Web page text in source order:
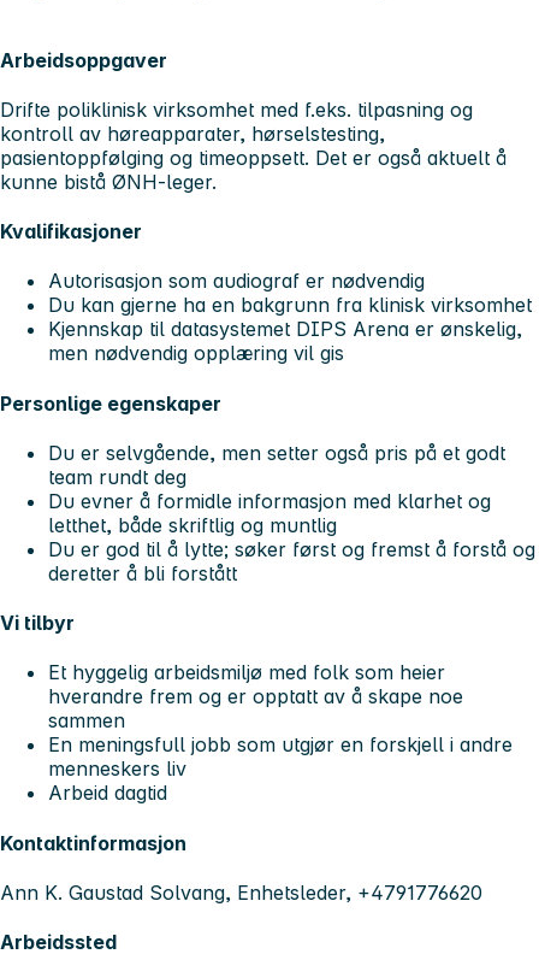
Arbeidsoppgaver
Drifte poliklinisk virksomhet med f.eks. tilpasning og
kontroll av høreapparater, hørselstesting,
pasientoppfølging og timeoppsett. Det er også aktuelt å
kunne bistå ØNH-leger.
Kvalifikasjoner
Autorisasjon som audiograf er nødvendig
Du kan gjerne ha en bakgrunn fra klinisk virksomhet
Kjennskap til datasystemet DIPS Arena er ønskelig,
men nødvendig opplæring vil gis
Personlige egenskaper
Du er selvgående, men setter også pris på et godt
team rundt deg
Du evner å formidle informasjon med klarhet og
letthet, både skriftlig og muntlig
Du er god til å lytte; søker først og fremst å forstå og
deretter å bli forstått
Vi tilbyr
Et hyggelig arbeidsmiljø med folk som heier
hverandre frem og er opptatt av å skape noe
sammen
En meningsfull jobb som utgjør en forskjell i andre
menneskers liv
Arbeid dagtid
Kontaktinformasjon
Ann K. Gaustad Solvang, Enhetsleder, +4791776620
Arbeidssted